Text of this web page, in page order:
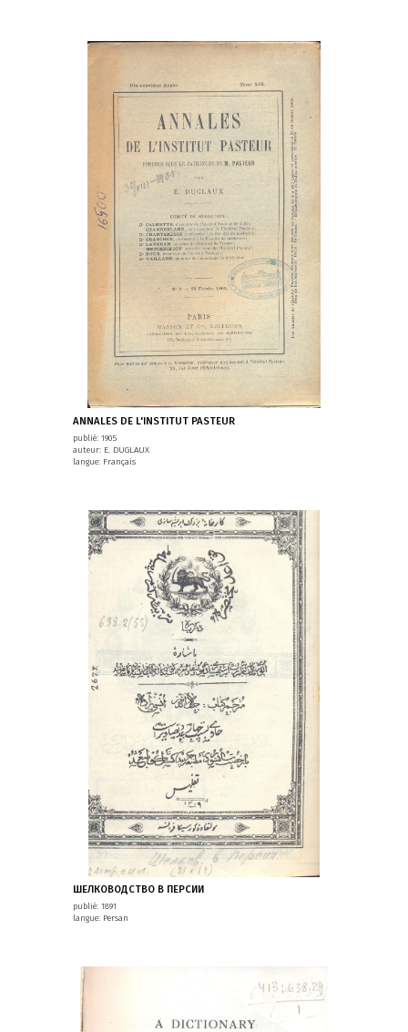
ANNALES DE L'INSTITUT PASTEUR
publié: 1905
auteur: E. DUGLAUX
langue: Français
ШEЛКОВОДСТВО В ПЕРСИИ
publié: 1891
langue: Persan